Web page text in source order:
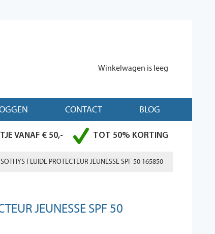
Winkelwagen is leeg
CONTACT BLOG
VANAF € 50,- TOT 50% KORTING
FLUIDE PROTECTEUR JEUNESSE SPF 50 165850
JEUNESSE SPF 50